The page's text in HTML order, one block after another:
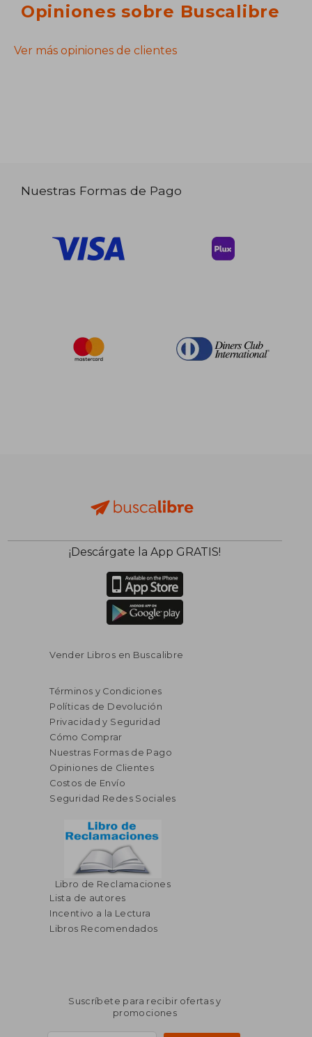
Opiniones sobre Buscalibre
Ver más opiniones de clientes
Nuestras Formas de Pago
¡Descárgate la App GRATIS!
Vender Libros en Buscalibre
Términos y Condiciones
Políticas de Devolución
Privacidad y Seguridad
Cómo Comprar
Nuestras Formas de Pago
Opiniones de Clientes
Costos de Envío
Seguridad Redes Sociales
Libro de Reclamaciones
Lista de autores
Incentivo a la Lectura
Libros Recomendados
Suscríbete para recibir ofertas y
promociones